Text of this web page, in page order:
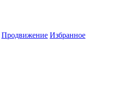
Продвижение Избранное